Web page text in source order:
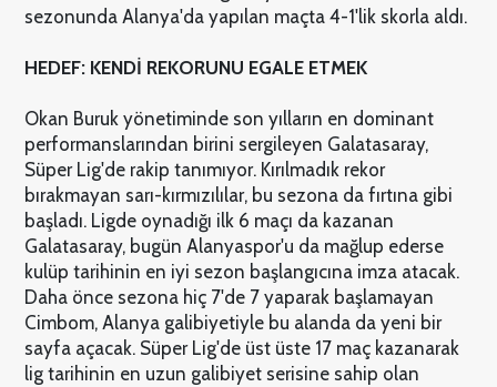
sezonunda Alanya'da yapılan maçta 4-1'lik skorla aldı.
HEDEF: KENDİ REKORUNU EGALE ETMEK
Okan Buruk yönetiminde son yılların en dominant
performanslarından birini sergileyen Galatasaray,
Süper Lig'de rakip tanımıyor. Kırılmadık rekor
bırakmayan sarı-kırmızılılar, bu sezona da fırtına gibi
başladı. Ligde oynadığı ilk 6 maçı da kazanan
Galatasaray, bugün Alanyaspor'u da mağlup ederse
kulüp tarihinin en iyi sezon başlangıcına imza atacak.
Daha önce sezona hiç 7'de 7 yaparak başlamayan
Cimbom, Alanya galibiyetiyle bu alanda da yeni bir
sayfa açacak. Süper Lig'de üst üste 17 maç kazanarak
lig tarihinin en uzun galibiyet serisine sahip olan